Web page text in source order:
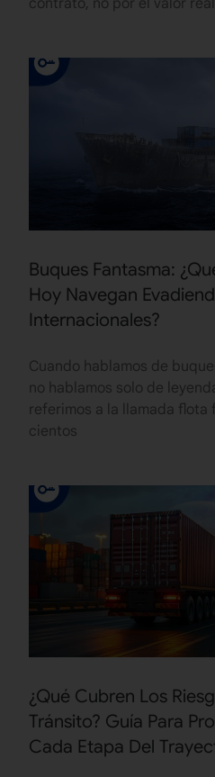
contrato, no por el valor
Buques Fantasma:
Hoy Navegan
Internacionales?
Cuando hablamos de
no hablamos solo de
referimos a la llamada flota
cientos
¿Qué Cubren Los
Tránsito? Guía Para
Cada Etapa Del